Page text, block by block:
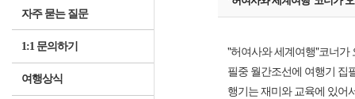
자주 묻는 질문
1:1 문의하기
여행상식
"허여사와 세계여행"코너가
필중 월간조선에 여행기 집
행기는 재미와 교육에 있어